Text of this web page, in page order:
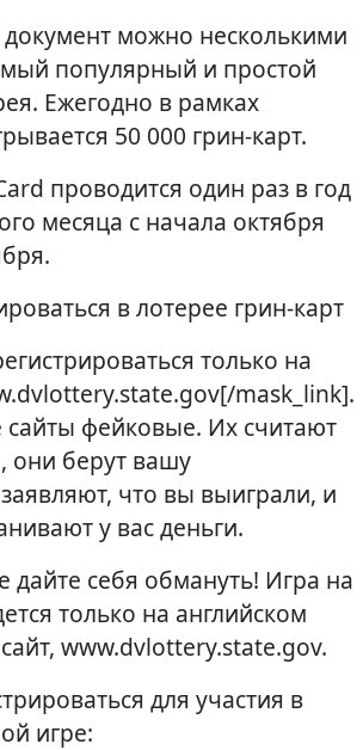
документ можно несколькими
популярный и простой
Ежегодно в рамках
50 000 грин-карт.
проводится один раз в год
месяца с начала октября
в лотерее грин-карт
только на
mask_link].
сайты фейковые. Их считают
берут вашу
что вы выиграли, и
у вас деньги.
себя обмануть! Игра на
только на английском
www.dvlottery.state.gov.
для участия в
игре: